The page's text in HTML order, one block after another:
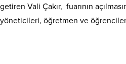
getiren Vali Çakır, fuarının
yöneticileri, öğretmen ve